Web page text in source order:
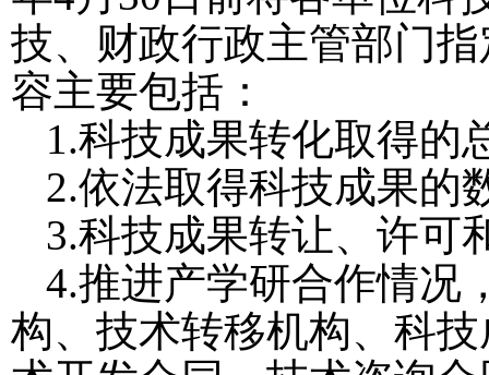
技、财政行政主管部门
容主要包括：
1.科技成果转化取得的
2.依法取得科技成果的
3.科技成果转让、许可
4.推进产学研合作情况
构、技术转移机构、科